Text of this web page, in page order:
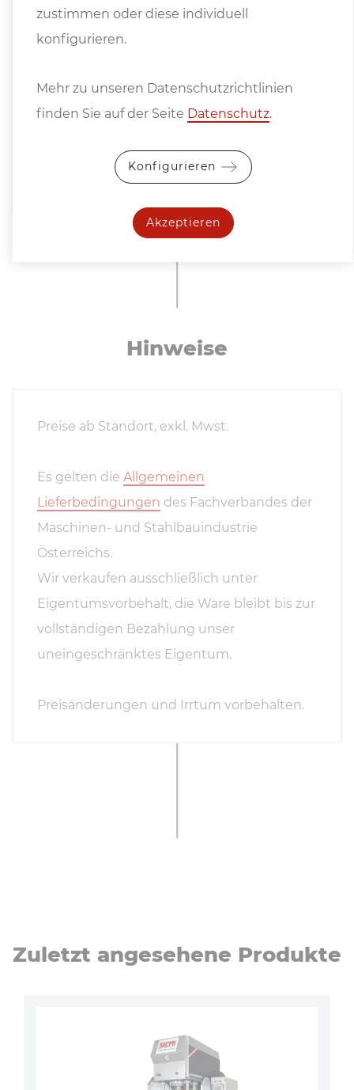
Hinweise
Preise ab Standort, exkl. Mwst.
Es gelten die Allgemeinen
Lieferbedingungen des Fachverbandes der
Maschinen- und Stahlbauindustrie
Österreichs.
Wir verkaufen ausschließlich unter
Eigentumsvorbehalt, die Ware bleibt bis zur
vollständigen Bezahlung unser
uneingeschränktes Eigentum.
Preisänderungen und Irrtum vorbehalten.
Zuletzt angesehene Produkte
zustimmen oder diese individuell
konfigurieren.
Mehr zu unseren Datenschutzrichtlinien
finden Sie auf der Seite Datenschutz.
Konfigurieren
Akzeptieren